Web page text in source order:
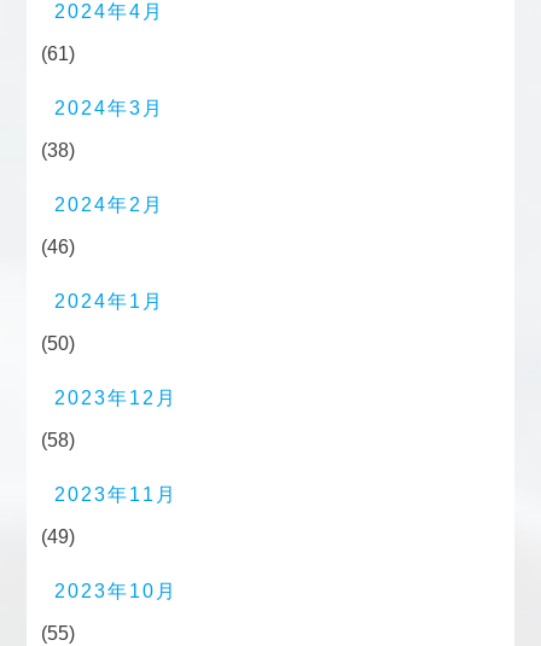
2024年4月
(61)
2024年3月
(38)
2024年2月
(46)
2024年1月
(50)
2023年12月
(58)
2023年11月
(49)
2023年10月
(55)